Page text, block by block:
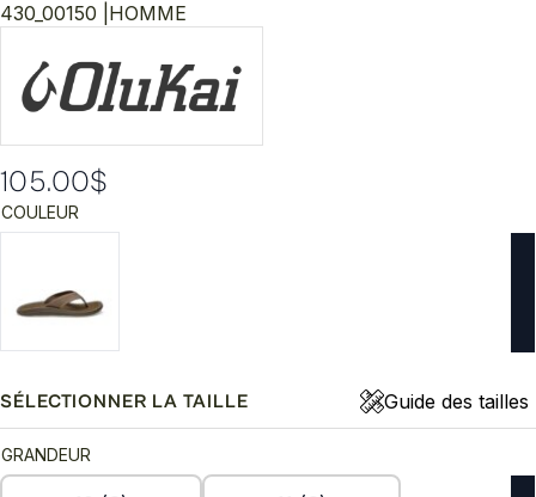
430_00150 | HOMME
105.00$
COULEUR
SÉLECTIONNER LA TAILLE Guide des tailles
GRANDEUR